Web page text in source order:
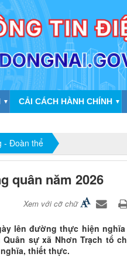
▼ CẢI CÁCH HÀNH CHÍNH ▼
- Đoàn thể
quân năm 2026
Xem với cỡ chữ
lên đường thực hiện
sự xã Nhơn Trạch tổ
thiết thực.